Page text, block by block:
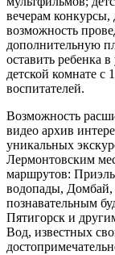
вечерам конкурсы,
возможность
дополнительную
оставить ребенка
детской комнате с
воспитателей.
Возможность
видео архив
уникальных
Лермонтовским
маршрутов:
водопады,
познавательным
Пятигорск и
Вод, известных